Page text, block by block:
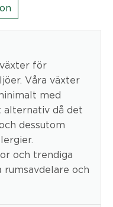
för
Våra växter
med
alternativ då det
dessutom
och trendiga
och